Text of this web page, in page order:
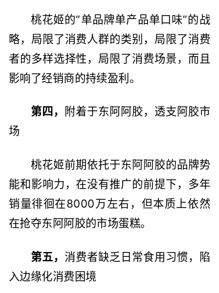
桃花姬的“单品牌单产品单口味”的战
略，局限了消费人群的类别，局限了消费
者的多样选择性，局限了消费场景，而且
影响了经销商的持续盈利。
第四，
附着于东阿阿胶，透支阿胶市
场
桃花姬前期依托于东阿阿胶的品牌势
能和影响力，在没有推广的前提下，多年
销量徘徊在8000万左右，但本质上依然
在抢夺东阿阿胶的市场蛋糕。
第五， 消费者缺乏日常食用习惯，陷
入边缘化消费困境